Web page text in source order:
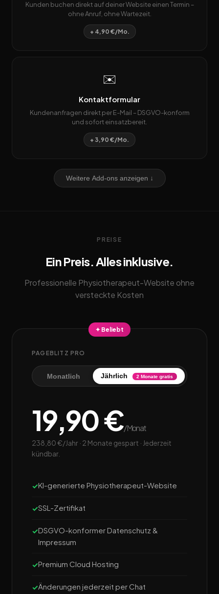
Kunden buchen direkt auf deiner Website einen Termin –
ohne Anruf, ohne Wartezeit.
+ 4,90 €/Mo.
✉️
Kontaktformular
Kundenanfragen direkt per E-Mail – DSGVO-konform
und sofort einsatzbereit.
+ 3,90 €/Mo.
Weitere Add-ons anzeigen ↓
PREISE
Ein Preis. Alles inklusive.
Professionelle Physiotherapeut-Website ohne
versteckte Kosten
✦ Beliebt
PAGEBLITZ PRO
Monatlich Jährlich 2 Monate gratis
19,90 €/Monat
238,80 €/Jahr · 2 Monate gespart · Jederzeit
kündbar.
KI-generierte Physiotherapeut-Website
SSL-Zertifikat
DSGVO-konformer Datenschutz &
Impressum
Premium Cloud Hosting
Änderungen jederzeit per Chat